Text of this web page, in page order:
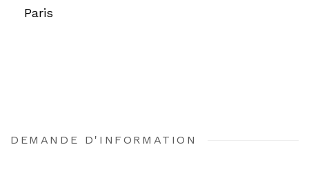
Paris
DEMANDE D'INFORMATION